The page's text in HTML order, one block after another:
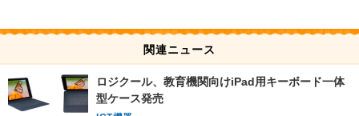
関連ニュース
ロジクール、教育機関向けiPad用キーボード一体
型ケース発売